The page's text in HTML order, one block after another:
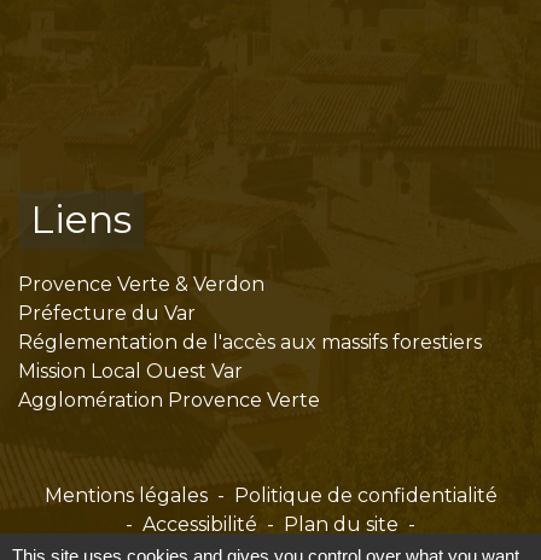
Liens
Provence Verte & Verdon
Préfecture du Var
Réglementation de l'accès aux massifs forestiers
Mission Local Ouest Var
Agglomération Provence Verte
Mentions légales - Politique de confidentialité
- Accessibilité - Plan du site -
Gestion des cookies
This site uses cookies and gives you control over what you want